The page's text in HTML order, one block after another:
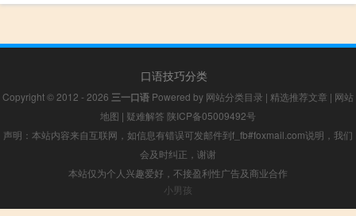
口语技巧分类
Copyright © 2012 - 2026 三一口语 Powered by 网站分类目录 | 精选推荐文章 | 网站
地图 | 疑难解答 陕ICP备05009492号
声明：本站内容来自互联网，如信息有错误可发邮件到f_fb#foxmail.com说明，我们
会及时纠正，谢谢
本站仅为个人兴趣爱好，不接盈利性广告及商业合作
小男孩